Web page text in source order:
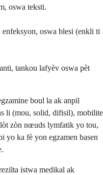
oswa teksti.
oswa blesi (enkli ti
tankou lafyèv oswa pèt
boul la ak anpil
li (mou, solid, difisil), mobilite
zòn nœuds lymfatik yo tou,
yo ka fè yon egzamen basen
istwa medikal ak